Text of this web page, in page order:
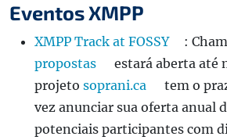
Eventos XMPP
XMPP Track at FOSSY
:
propostas
estará aberta até
projeto soprani.ca
tem o
vez anunciar sua oferta anual
potenciais participantes com